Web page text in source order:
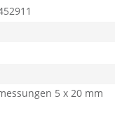
5 x 20 mm